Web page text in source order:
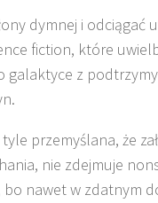
dymnej i
fiction, które
galaktyce z
przemyślana, że
nie zdejmuje
bo nawet w zdatnym